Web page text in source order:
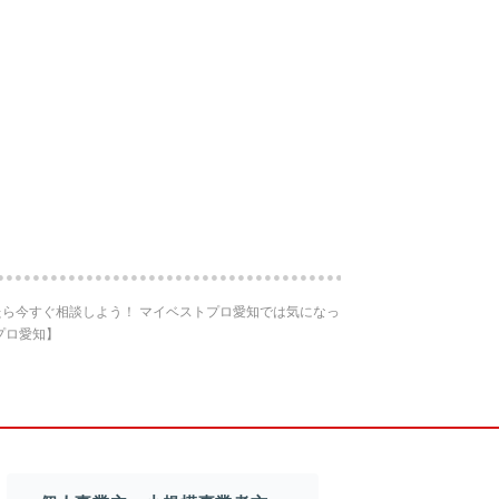
今すぐ相談しよう！ マイベストプロ愛知では気になっ
愛知】